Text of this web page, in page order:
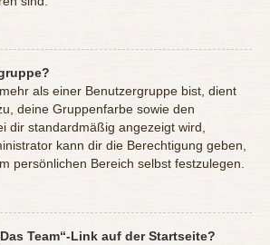
als einer Benutzergruppe bist, dient
deine Gruppenfarbe sowie den
dir standardmäßig angezeigt wird,
kann dir die Berechtigung geben,
persönlichen Bereich selbst festzulegen.
Team“-Link auf der Startseite?